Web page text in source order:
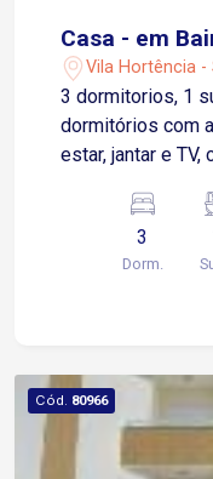
Casa - em
Vila Hortência
3 dormitorios, 1
dormitórios com
estar, jantar e
carros
3
Dorm.
Cód. 80966